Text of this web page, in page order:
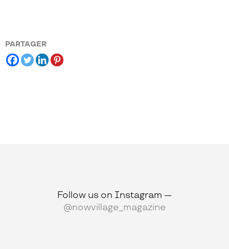
PARTAGER
Follow us on Instagram —
@nowvillage_magazine